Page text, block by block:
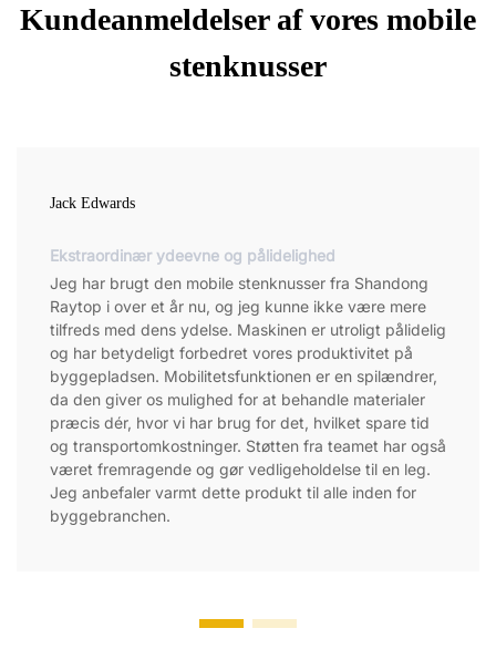
Kundeanmeldelser af vores mobile
stenknusser
Jack Edwards
Ekstraordinær ydeevne og pålidelighed
Jeg har brugt den mobile stenknusser fra Shandong
Raytop i over et år nu, og jeg kunne ikke være mere
tilfreds med dens ydelse. Maskinen er utroligt pålidelig
og har betydeligt forbedret vores produktivitet på
byggepladsen. Mobilitetsfunktionen er en spilændrer,
da den giver os mulighed for at behandle materialer
præcis dér, hvor vi har brug for det, hvilket spare tid
og transportomkostninger. Støtten fra teamet har også
været fremragende og gør vedligeholdelse til en leg.
Jeg anbefaler varmt dette produkt til alle inden for
byggebranchen.